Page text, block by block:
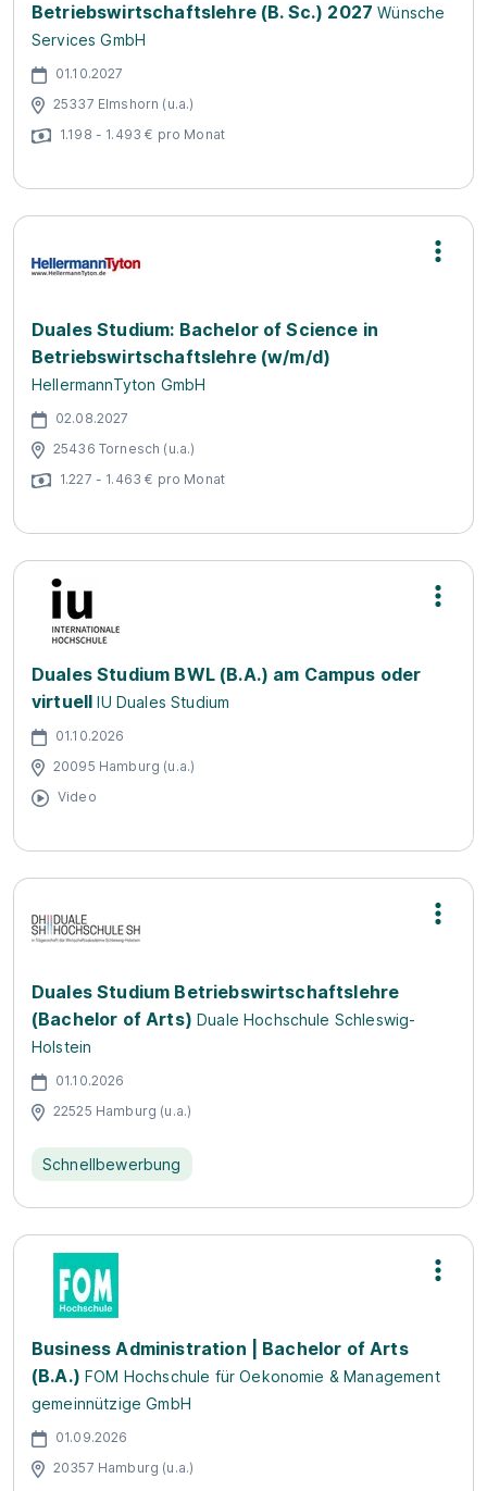
Betriebswirtschaftslehre (B. Sc.) 2027 Wünsche
Services GmbH
01.10.2027
25337 Elmshorn (u.a.)
1.198 - 1.493 € pro Monat
Duales Studium: Bachelor of Science in
Betriebswirtschaftslehre (w/m/d)
HellermannTyton GmbH
02.08.2027
25436 Tornesch (u.a.)
1.227 - 1.463 € pro Monat
Duales Studium BWL (B.A.) am Campus oder
virtuell IU Duales Studium
01.10.2026
20095 Hamburg (u.a.)
Video
Duales Studium Betriebswirtschaftslehre
(Bachelor of Arts) Duale Hochschule Schleswig-
Holstein
01.10.2026
22525 Hamburg (u.a.)
Schnellbewerbung
Business Administration | Bachelor of Arts
(B.A.) FOM Hochschule für Oekonomie & Management
gemeinnützige GmbH
01.09.2026
20357 Hamburg (u.a.)